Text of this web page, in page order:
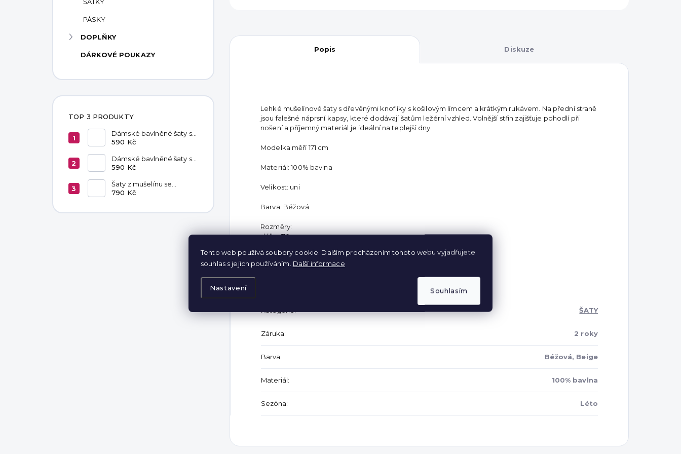
Tento web používá soubory cookie. Dalším procházením tohoto webu vyjadřujete
souhlas s jejich používáním. Další informace
Nastavení Souhlasím
PÁSKY
DOPLŇKY
DÁRKOVÉ POUKAZY
TOP 3 PRODUKTY
Dámské bavlněné šaty s
kapsami Red
590 Kč
Dámské bavlněné šaty s
kapsami Chocolate
590 Kč
Šaty z mušelínu se
zavazováním v pase
790 Kč
Popis Diskuze
Lehké mušelínové šaty s dřevěnými knoflíky s košilovým límcem a krátkým rukávem. Na přední straně
jsou falešné náprsní kapsy, které dodávají šatům ležérní vzhled. Volnější střih zajišťuje pohodlí při
nošení a příjemný materiál je ideální na teplejší dny.
Modelka měří 171 cm
Materiál: 100% bavlna
Velikost: uni
Barva: Béžová
Rozměry:
délka 110 cm
Kategorie: ŠATY
Záruka: 2 roky
Barva: Béžová, Beige
Materiál: 100% bavlna
Sezóna: Léto